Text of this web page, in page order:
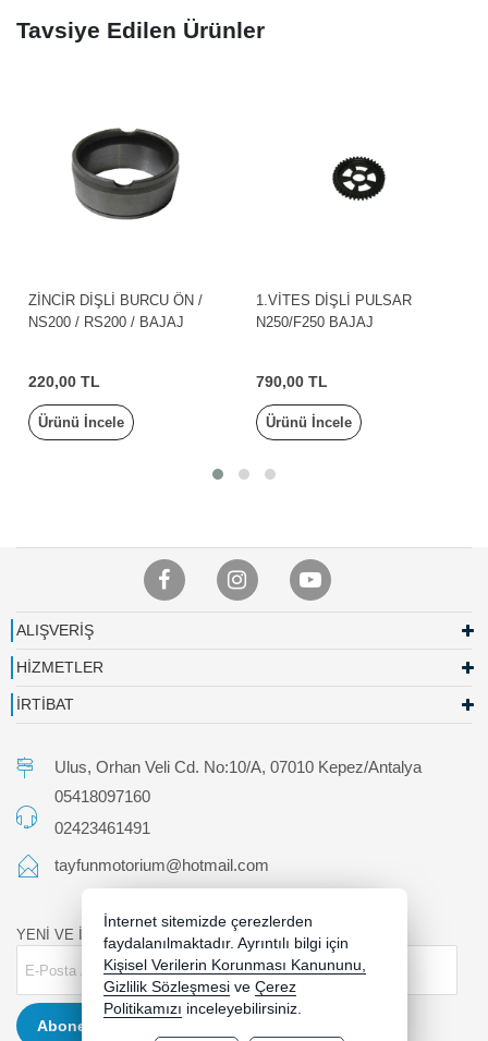
Tavsiye Edilen Ürünler
1.VİTES DİŞLİ PULSAR
N250/F250 BAJAJ
790,00 TL
Ürünü İncele
Stok Bitti
MARŞ MİLİ PULSAR
NS150/AS150/NS125/NS160/B
ALIŞVERİŞ
HİZMETLER
İRTİBAT
Ulus, Orhan Veli Cd. No:10/A, 07010 Kepez/Antalya
05418097160
02423461491
tayfunmotorium@hotmail.com
YENİ VE İNDİRİMLİ ÜRÜNLERDEN HABERDAR OLUN !
Abone Ol
İnternet sitemizde çerezlerden
faydalanılmaktadır. Ayrıntılı bilgi için
Kişisel Verilerin Korunması Kanununu,
Gizlilik Sözleşmesi ve Çerez
Politikamızı inceleyebilirsiniz.